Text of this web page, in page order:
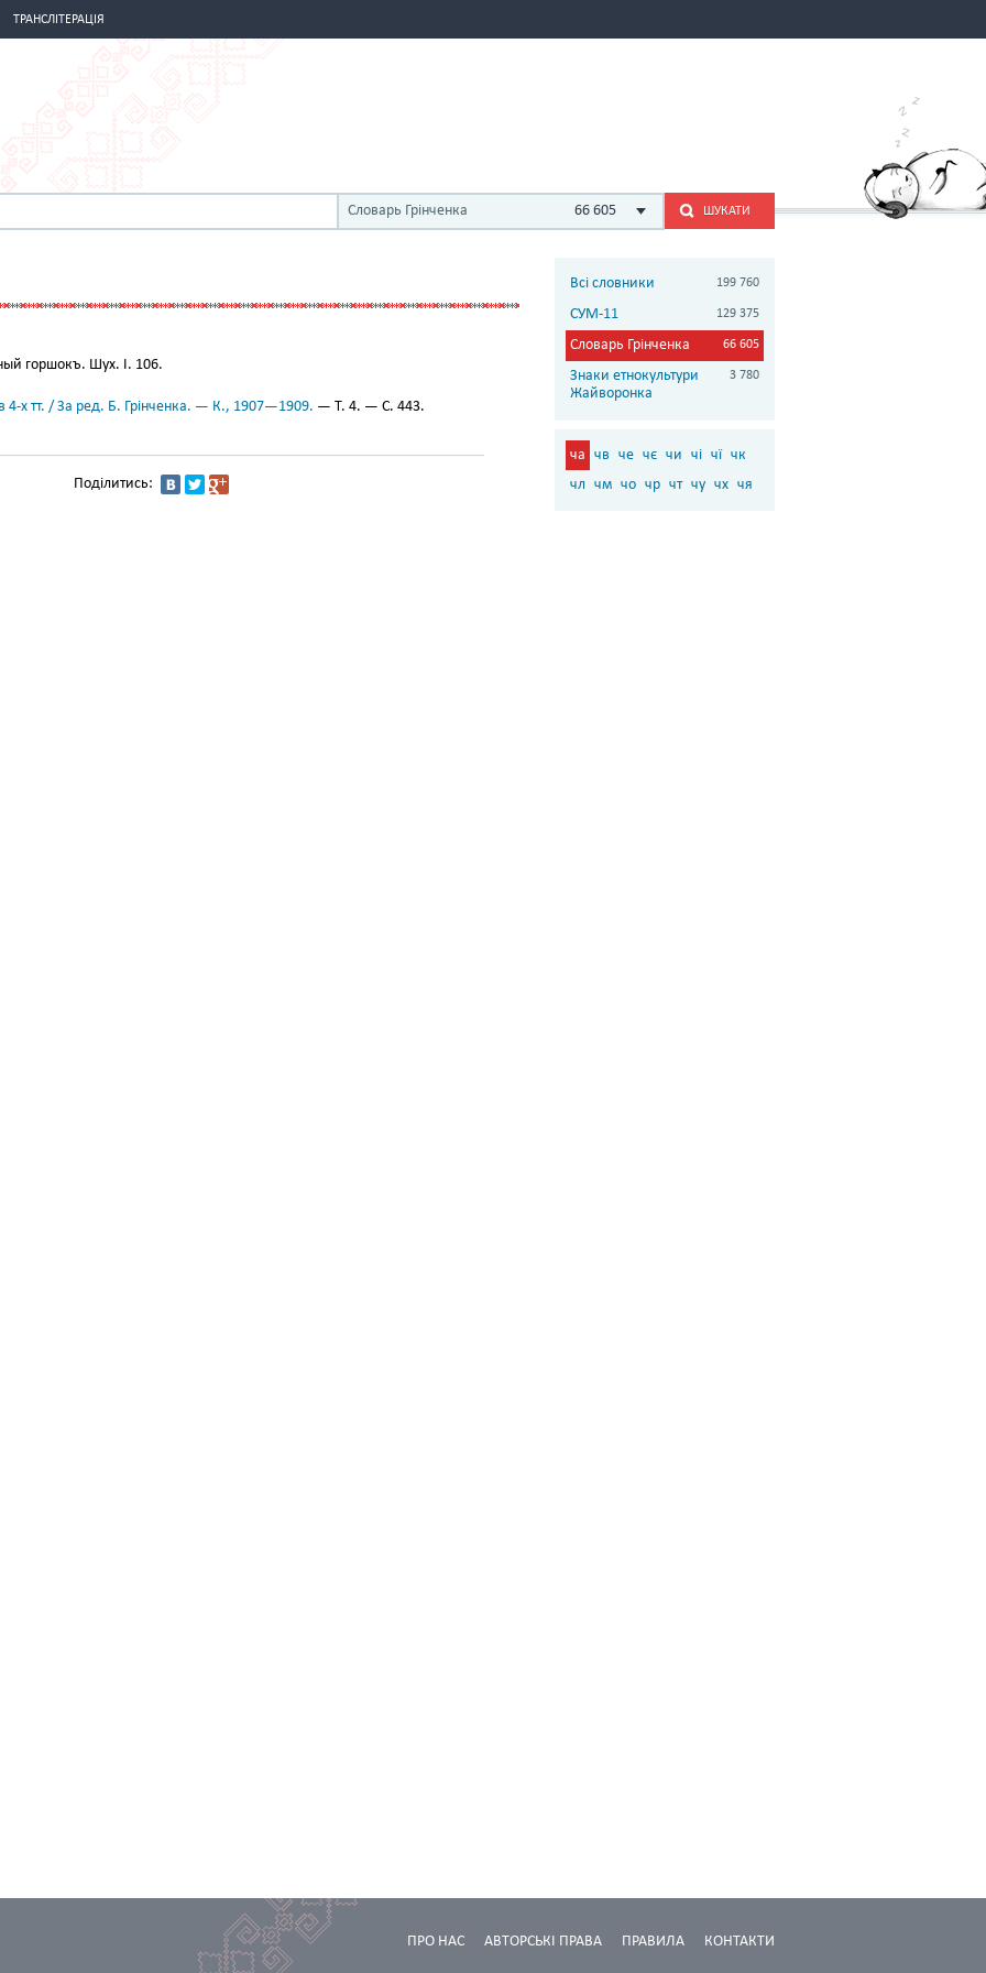
ТРАНСЛІТЕРАЦІЯ
Словарь Грінченка 66 605 ШУКАТИ
горшокъ. Шух. I. 106.
4-х тт. / За ред. Б. Грінченка. — К., 1907—1909. — Т. 4. — С. 443.
Поділитись:
Всі словники 199 760
СУМ-11 129 375
Словарь Грінченка 66 605
Знаки етнокультури
Жайворонка
3 780
ча чв че чє чи чі чї чк
чл чм чо чр чт чу чх чя
КОНТАКТИ
ПРАВИЛА
АВТОРСЬКІ ПРАВА
ПРО НАС